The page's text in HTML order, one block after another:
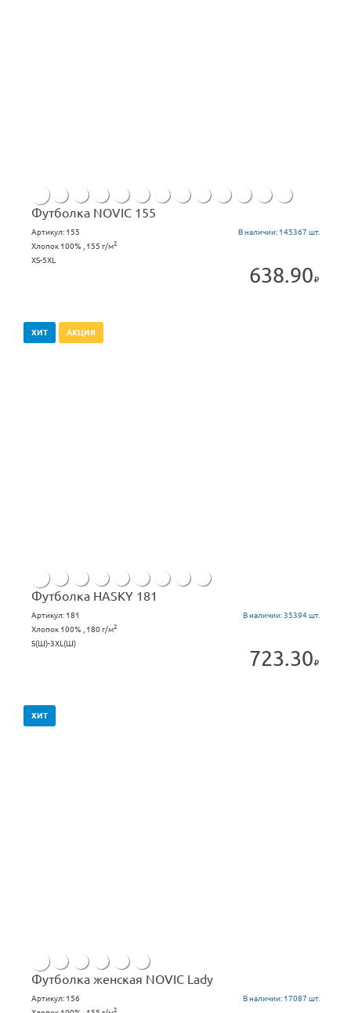
Футболка NOVIC 155
Артикул: 155 В наличии: 145367 шт.
Хлопок 100% , 155 г/м2
XS-5XL
638.90
ХИТ АКЦИЯ
Футболка HASKY 181
Артикул: 181 В наличии:35394 шт.
Хлопок 100% , 180 г/м2
S(Ш)-3ХL(Ш)
723.30
ХИТ
Футболка женская NOVIC Lady
Артикул: 156 В наличии: 17087 шт.
2